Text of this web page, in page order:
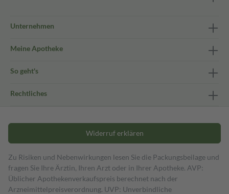
Unternehmen
Meine Apotheke
So geht's
Rechtliches
Widerruf erklären
Zu Risiken und Nebenwirkungen lesen Sie die Packungsbeilage und
fragen Sie Ihre Ärztin, Ihren Arzt oder in Ihrer Apotheke. AVP:
Üblicher Apothekenverkaufspreis berechnet nach der
Arzneimittelpreisverordnung. UVP: Unverbindliche